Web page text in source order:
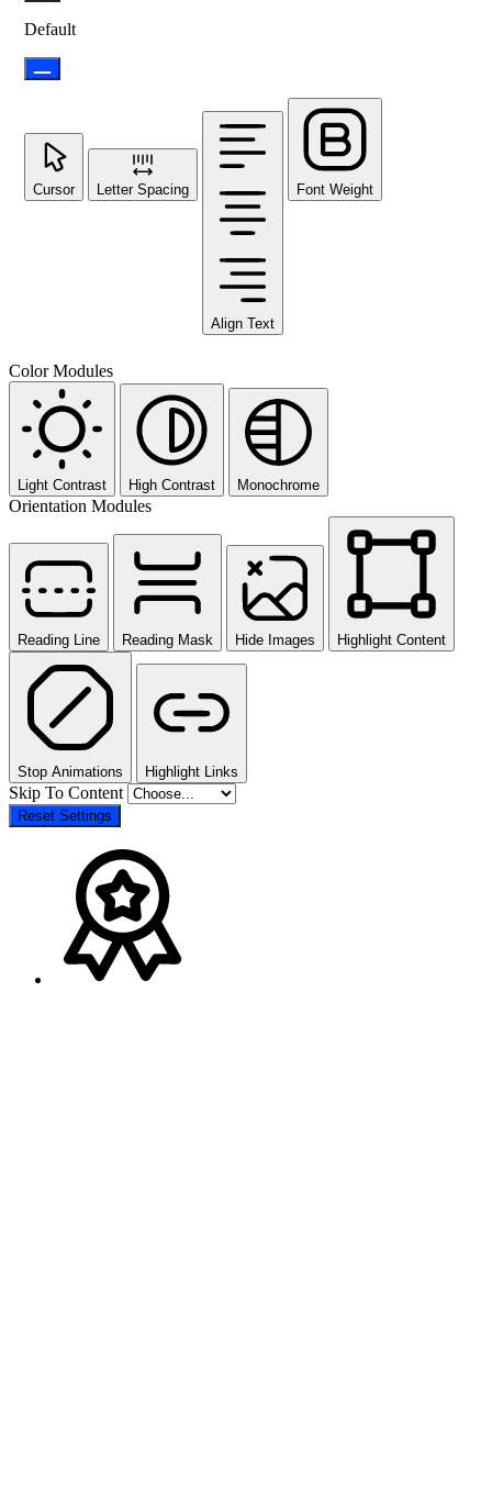
Default
Cursor Letter Spacing
Align Text
Font Weight
Color Modules
Light Contrast High Contrast Monochrome
Orientation Modules
Reading Line Reading Mask Hide Images Highlight Content
Stop Animations Highlight Links
Skip To Content
Reset Settings